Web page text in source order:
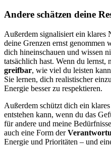
Andere schätzen deine
Außerdem signalisiert ein klares
deine Grenzen ernst genommen
dich hineinschauen und wissen
tatsächlich hast. Wenn du lernst,
greifbar, wie viel du leisten
Sie lernen, dich realistischer
Energie besser zu respektieren.
Außerdem schützt dich ein
entstehen kann, wenn du das
für andere und meine
auch eine Form der
Energie und Prioritäten – und